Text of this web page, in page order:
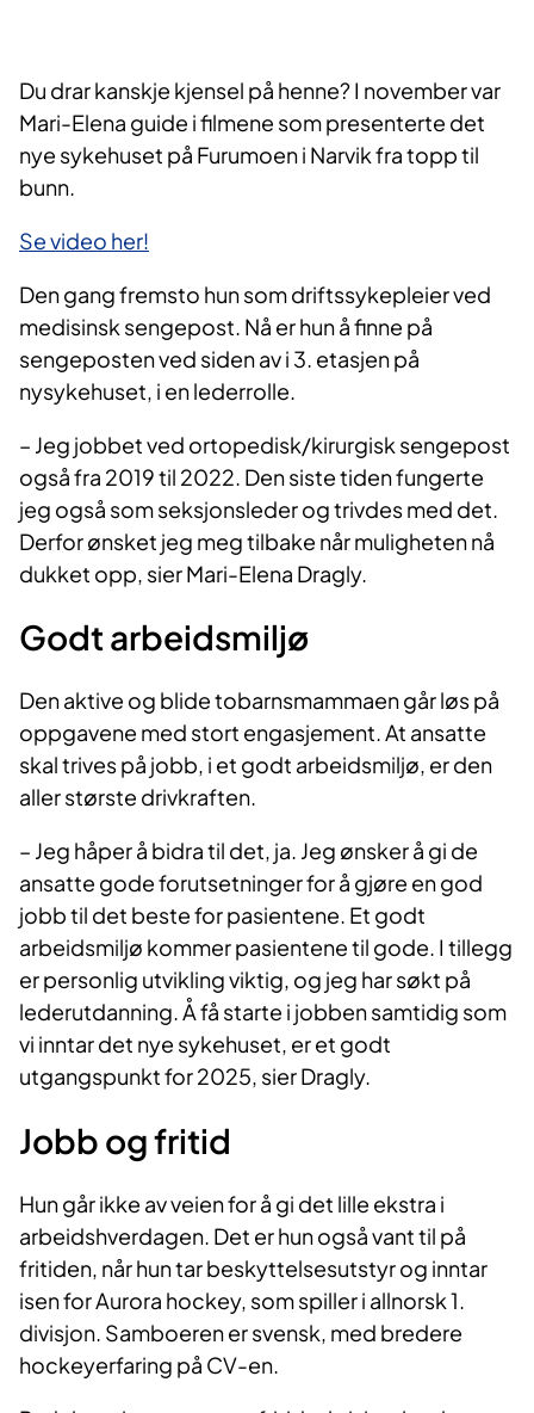
Du drar kanskje kjensel på henne? I november var
Mari-Elena guide i filmene som presenterte det
nye sykehuset på Furumoen i Narvik fra topp til
bunn.
Se video her!
Den gang fremsto hun som driftssykepleier ved
medisinsk sengepost. Nå er hun å finne på
sengeposten ved siden av i 3. etasjen på
nysykehuset, i en lederrolle.
– Jeg jobbet ved ortopedisk/kirurgisk sengepost
også fra 2019 til 2022. Den siste tiden fungerte
jeg også som seksjonsleder og trivdes med det.
Derfor ønsket jeg meg tilbake når muligheten nå
dukket opp, sier Mari-Elena Dragly.
Godt arbeidsmiljø
Den aktive og blide tobarnsmammaen går løs på
oppgavene med stort engasjement. At ansatte
skal trives på jobb, i et godt arbeidsmiljø, er den
aller største drivkraften.
– Jeg håper å bidra til det, ja. Jeg ønsker å gi de
ansatte gode forutsetninger for å gjøre en god
jobb til det beste for pasientene. Et godt
arbeidsmiljø kommer pasientene til gode. I tillegg
er personlig utvikling viktig, og jeg har søkt på
lederutdanning. Å få starte i jobben samtidig som
vi inntar det nye sykehuset, er et godt
utgangspunkt for 2025, sier Dragly.
Jobb og fritid
Hun går ikke av veien for å gi det lille ekstra i
arbeidshverdagen. Det er hun også vant til på
fritiden, når hun tar beskyttelsesutstyr og inntar
isen for Aurora hockey, som spiller i allnorsk 1.
divisjon. Samboeren er svensk, med bredere
hockeyerfaring på CV-en.